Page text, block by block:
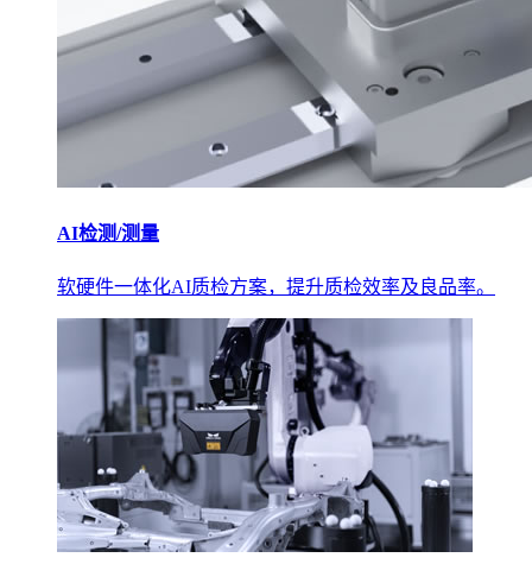
AI检测/测量
软硬件一体化AI质检方案，提升质检效率及良品率。